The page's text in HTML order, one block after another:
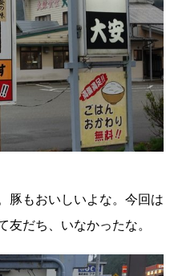
豚もおいしいよな。今回は
友だち、いなかったな。